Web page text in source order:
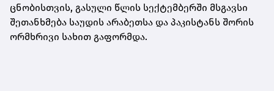
ცნობისთვის, გასული წლის სექტემბერში მსგავსი
შეთანხმება საუდის არაბეთსა და პაკისტანს შორის
ორმხრივი სახით გაფორმდა.